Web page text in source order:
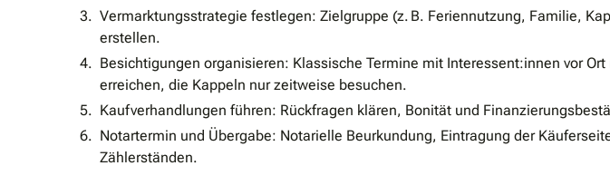
Vermarktungsstrategie festlegen: Zielgruppe (z. B. Feriennutzung, Familie,
erstellen.
Besichtigungen organisieren: Klassische Termine mit Interessent:innen vor
erreichen, die Kappeln nur zeitweise besuchen.
Kaufverhandlungen führen: Rückfragen klären, Bonität und
Notartermin und Übergabe: Notarielle Beurkundung, Eintragung der
Zählerständen.